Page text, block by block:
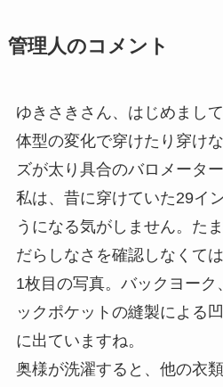
管理人のコメント
ゆきさきさん、はじめまして
体型の変化で穿けたり穿け
ズが太り具合のバロメーター
私は、昔に穿けていた29イ
うになる気がしません。た
だらしなさを確認しなくては
1枚目の写真。バックヨー
ックポケットの縫製による
に出ていますね。
奥様が洗濯すると、他の衣